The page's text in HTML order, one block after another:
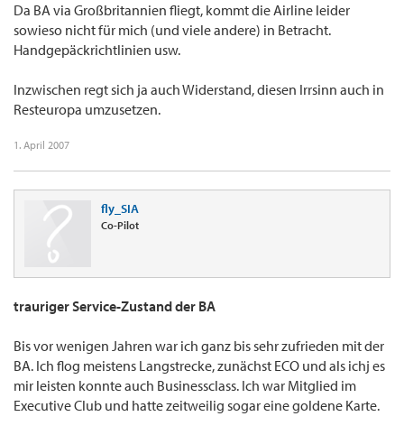
Da BA via Großbritannien fliegt, kommt die Airline leider
sowieso nicht für mich (und viele andere) in Betracht.
Handgepäckrichtlinien usw.
Inzwischen regt sich ja auch Widerstand, diesen Irrsinn auch in
Resteuropa umzusetzen.
1. April 2007
fly_SIA
Co-Pilot
trauriger Service-Zustand der BA
Bis vor wenigen Jahren war ich ganz bis sehr zufrieden mit der
BA. Ich flog meistens Langstrecke, zunächst ECO und als ichj es
mir leisten konnte auch Businessclass. Ich war Mitglied im
Executive Club und hatte zeitweilig sogar eine goldene Karte.